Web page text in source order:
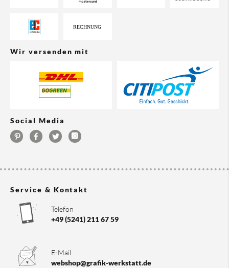
Wir versenden mit
Social Media
Service & Kontakt
Telefon
+49 (5241) 211 67 59
E-Mail
webshop@grafik-werkstatt.de